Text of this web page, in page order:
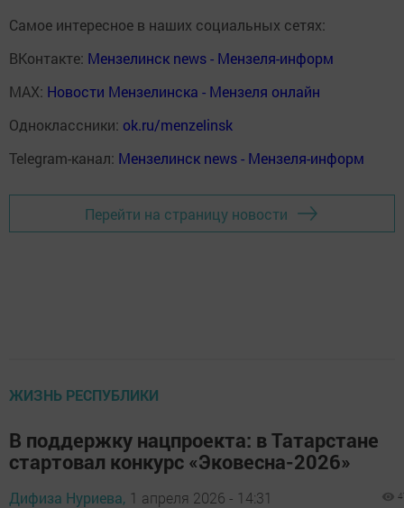
Самое интересное в наших социальных сетях:
ВКонтакте: Мензелинск news - Мензеля-информ
MAX: Новости Мензелинска - Мензеля онлайн
Одноклассники: ok.ru/menzelinsk
Telegram-канал: Мензелинск news - Мензеля-информ
Перейти на страницу новости
ЖИЗНЬ РЕСПУБЛИКИ
В поддержку нацпроекта: в Татарстане
стартовал конкурс «Эковесна-2026»
Дифиза Нуриева, 1 апреля 2026 - 14:31